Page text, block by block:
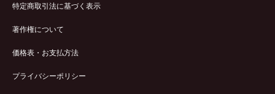
特定商取引法に基づく表示
著作権について
価格表・お支払方法
プライバシーポリシー